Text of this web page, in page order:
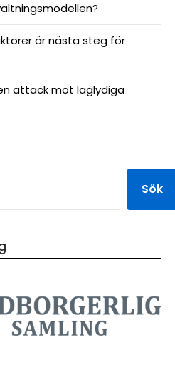
är nästa steg för
attack mot laglydiga
Sök